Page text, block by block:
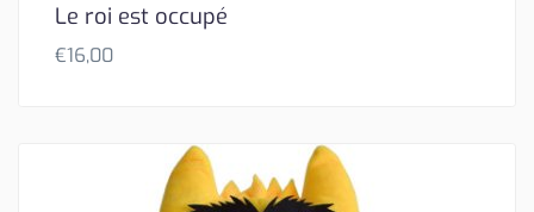
Le roi est occupé
€16,00